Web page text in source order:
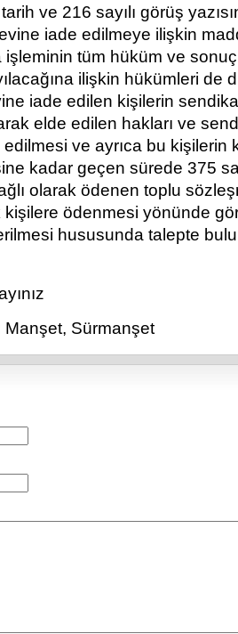
ve 216 sayılı görüş
iade edilmeye ilişkin
işleminin tüm hüküm ve
ilişkin hükümleri de
iade edilen kişilerin
elde edilen hakları ve
ve ayrıca bu kişilerin
kadar geçen sürede 375
olarak ödenen toplu
ödenmesi yönünde
hususunda talepte
Manşet, Sürmanşet